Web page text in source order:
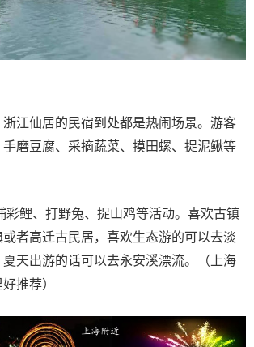
仙居的民宿到处都是热闹场景。游客
磨豆腐、采摘蔬菜、摸田螺、捉泥鳅等
彩鲤、打野兔、捉山鸡等活动。喜欢古镇
者高迁古民居，喜欢生态游的可以去淡
天出游的话可以去永安溪漂流。（上海
推荐）